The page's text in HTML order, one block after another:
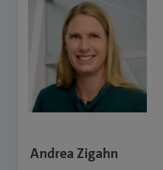
Andrea Zigahn